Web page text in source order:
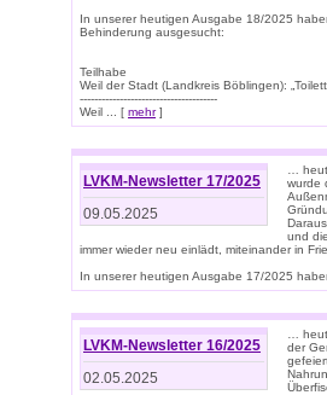
In unserer heutigen Ausgabe 18/2025
Behinderung ausgesucht:
Teilhabe
Weil der Stadt (Landkreis Böblingen):
--------------------------------------
Weil ... [ mehr]
LVKM-Newsletter 17/2025
09.05.2025
…
wurde
und
immer wieder neu einlädt, miteinander in
In unserer heutigen Ausgabe 17/2025
LVKM-Newsletter 16/2025
02.05.2025
…
der